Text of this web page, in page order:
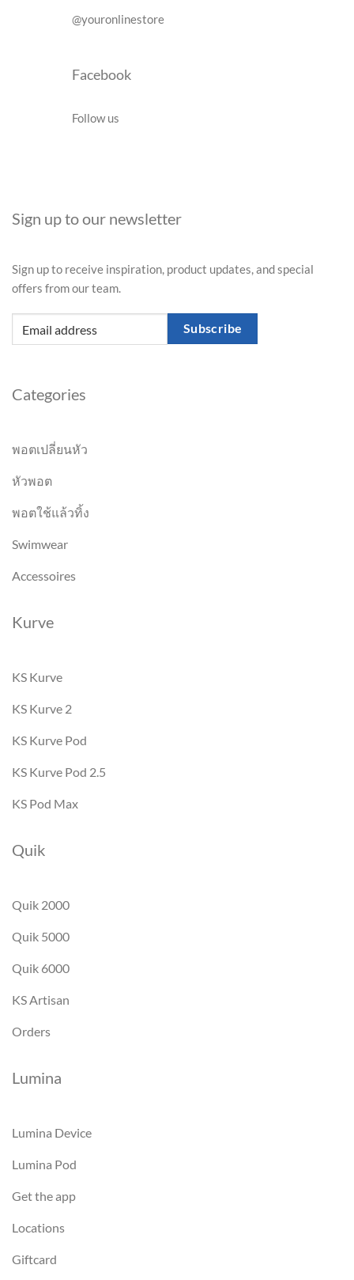
@youronlinestore
Facebook
Follow us
Categories
พอตเปลี่ยนหัว
หัวพอต
พอตใช้แล้วทิ้ง
Swimwear
Accessoires
Kurve
KS Kurve
KS Kurve 2
KS Kurve Pod
KS Kurve Pod 2.5
KS Pod Max
Quik
Quik 2000
Quik 5000
Quik 6000
KS Artisan
Orders
Lumina
Lumina Device
Lumina Pod
Get the app
Locations
Giftcard
Sign up to our newsletter
Sign up to receive inspiration, product updates, and special
offers from our team.
Subscribe